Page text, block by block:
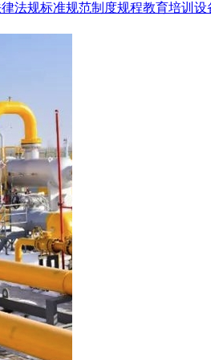
法规标准规范制度规程教育培训 设